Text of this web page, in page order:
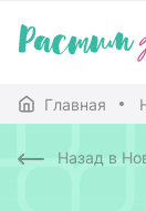
Главная
Назад в